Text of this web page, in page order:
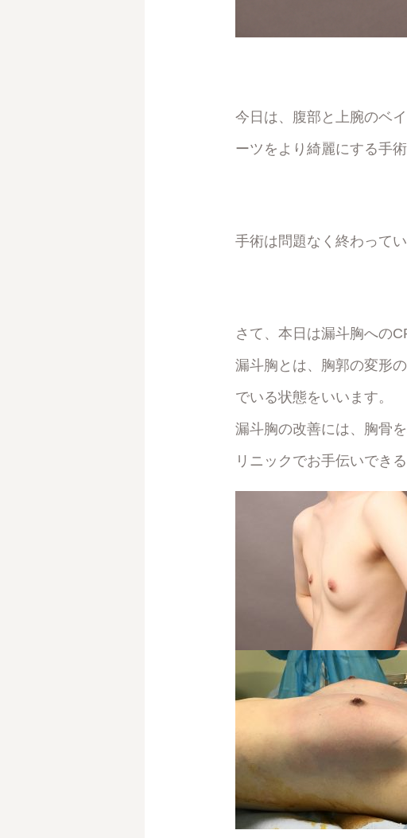
今日は、腹部と上腕のベ
ーツをより綺麗にする手術
手術は問題なく終わって
さて、本日は漏斗胸への
漏斗胸とは、胸郭の変形
でいる状態をいいます。
漏斗胸の改善には、胸骨
リニックでお手伝いでき